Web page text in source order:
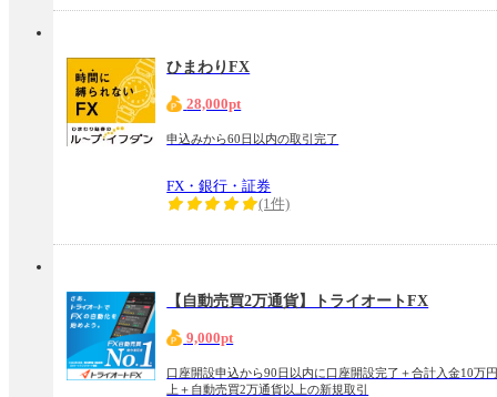
ひまわりFX
28,000pt
申込みから60日以内の取引完了
FX・銀行・証券
(1件)
【自動売買2万通貨】トライオートFX
9,000pt
口座開設申込から90日以内に口座開設完了＋合計入金10万
上＋自動売買2万通貨以上の新規取引